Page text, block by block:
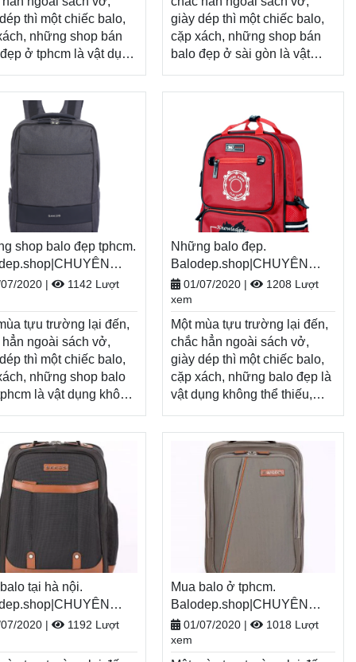
thì một chiếc balo,
những shop bán
ở tphcm là vật dụng
lượng cho một năm
đầy tươi sáng.
dịp năm học
Balodep.shop tri ân
hàng với những
trình ưu đãi, khuyến
cùng hấp dẫn và đa
sản phẩm.
shop bán balo đẹp ở
Balo-Túi xách. Giao
quốc, Miễn phí đổi
thanh toán tiền khi
hàng
Xem thêm
giày dép thì một chiếc balo,
cặp xách, những shop bán
balo đẹp ở sài gòn là vật
thêm năng lượng cho một
Nhân dịp năm học
mới, Balodep.shop tri ân
khách hàng với những
chương trình ưu đãi, khuyến
mãi vô cùng hấp dẫn và đa
dạng sản phẩm.
Balodep.shop|Chuyên
những shop bán balo đẹp ở
sài gòn, Balo-Túi xách. Giao
hàng toàn quốc, Miễn phí đổi
trả hàng, thanh toán tiền khi
nhận hàng
Xem thêm
shop balo đẹp tphcm.
TÚI XÁCH–VALI ĐẸP
2020 |
1142 Lượt
tựu trường lại đến,
ngoài sách vở,
thì một chiếc balo,
những shop balo
là vật dụng không
cho một năm học mới
sáng. Nhân dịp năm
Balodep.shop tri ân
hàng với những
trình ưu đãi, khuyến
cùng hấp dẫn và đa
sản phẩm.
shop balo đẹp
Balo-Túi xách. Giao
toàn quốc, Miễn phí đổi
thanh toán tiền khi
Những balo đẹp.
Balodep.shop|CHUYÊN
BALO-TÚI XÁCH–VALI ĐẸP
01/07/2020 |
1208 Lượt
xem
Một mùa tựu trường lại đến,
chắc hẳn ngoài sách vở,
giày dép thì một chiếc balo,
cặp xách, những balo đẹp là
vật dụng không thể thiếu,
một năm học mới đầy tươi
sáng. Nhân dịp năm học
mới, Balodep.shop tri ân
khách hàng với những
chương trình ưu đãi, khuyến
mãi vô cùng hấp dẫn và đa
dạng sản phẩm.
Balodep.shop|Chuyên
những balo đẹp, Balo-Túi
xách. Giao hàng toàn quốc,
Miễn phí đổi trả hàng, thanh
toán tiền khi nhận hàng
Xem thêm
tại hà nội.
TÚI XÁCH–VALI ĐẸP
2020 |
1192 Lượt
Mua balo ở tphcm.
Balodep.shop|CHUYÊN
BALO-TÚI XÁCH–VALI ĐẸP
01/07/2020 |
1018 Lượt
xem